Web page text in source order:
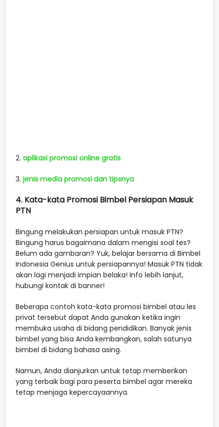
2. aplikasi promosi online gratis
3. jenis media promosi dan tipsnya
4. Kata-kata Promosi Bimbel Persiapan Masuk
PTN
Bingung melakukan persiapan untuk masuk PTN?
Bingung harus bagaimana dalam mengisi soal tes?
Belum ada gambaran? Yuk, belajar bersama di Bimbel
Indonesia Genius untuk persiapannya! Masuk PTN tidak
akan lagi menjadi impian belaka! Info lebih lanjut,
hubungi kontak di banner!
Beberapa contoh kata-kata promosi bimbel atau les
privat tersebut dapat Anda gunakan ketika ingin
membuka usaha di bidang pendidikan. Banyak jenis
bimbel yang bisa Anda kembangkan, salah satunya
bimbel di bidang bahasa asing.
Namun, Anda dianjurkan untuk tetap memberikan
yang terbaik bagi para peserta bimbel agar mereka
tetap menjaga kepercayaannya.